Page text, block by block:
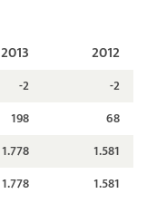
2013 2012
-2
-2
198
68
1.778
1.581
1.778 1.581